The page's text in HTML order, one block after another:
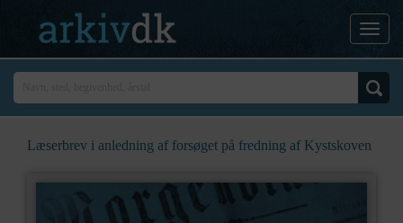
Læserbrev i anledning af forsøget på fredning af Kystskoven